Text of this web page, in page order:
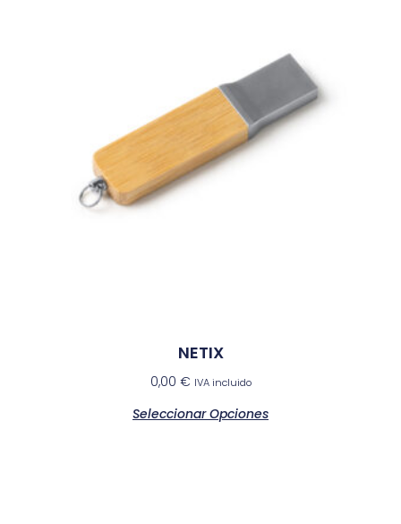
NETIX
0,00 € IVA incluido
Seleccionar Opciones